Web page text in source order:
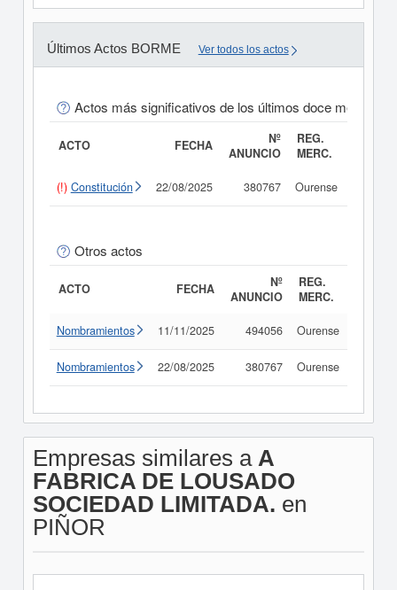
Últimos Actos BORME Ver todos los actos
Actos más significativos de los últimos doce meses
ACTO FECHA
Nº
ANUNCIO
REG.
MERC.
(!) Constitución 22/08/2025 380767 Ourense
Otros actos
ACTO FECHA
Nº
ANUNCIO
REG.
MERC.
Nombramientos 11/11/2025 494056 Ourense
Nombramientos 22/08/2025 380767 Ourense
Empresas similares a A
FABRICA DE LOUSADO
SOCIEDAD LIMITADA. en
PIÑOR